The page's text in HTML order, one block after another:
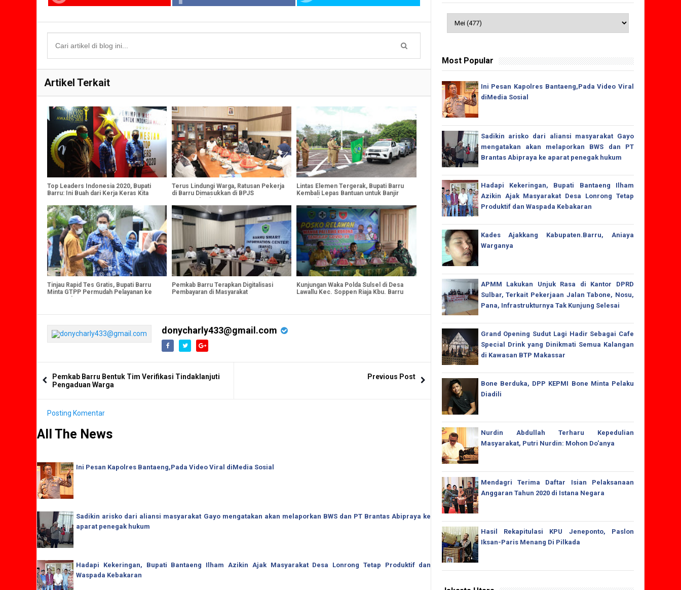
Artikel Terkait
Top Leaders Indonesia 2020, Bupati
Barru: Ini Buah dari Kerja Keras Kita
Terus Lindungi Warga, Ratusan Pekerja
di Barru Dimasukkan di BPJS
Lintas Elemen Tergerak, Bupati Barru
Kembali Lepas Bantuan untuk Banjir
Tinjau Rapid Tes Gratis, Bupati Barru
Minta GTPP Permudah Pelayanan ke
Pemkab Barru Terapkan Digitalisasi
Pembayaran di Masyarakat
Kunjungan Waka Polda Sulsel di Desa
Lawallu Kec. Soppen Riaja Kbu. Barru
donycharly433@gmail.com
Pemkab Barru Bentuk Tim Verifikasi Tindaklanjuti
Pengaduan Warga
Previous Post
Posting Komentar
All The News
Ini Pesan Kapolres Bantaeng,Pada Video Viral diMedia Sosial
Sadikin arisko dari aliansi masyarakat Gayo mengatakan akan melaporkan BWS dan PT Brantas Abipraya ke
aparat penegak hukum
Hadapi Kekeringan, Bupati Bantaeng Ilham Azikin Ajak Masyarakat Desa Lonrong Tetap Produktif dan
Waspada Kebakaran
Most Popular
Ini Pesan Kapolres Bantaeng,Pada Video Viral
diMedia Sosial
Sadikin arisko dari aliansi masyarakat Gayo
mengatakan akan melaporkan BWS dan PT
Brantas Abipraya ke aparat penegak hukum
Hadapi Kekeringan, Bupati Bantaeng Ilham
Azikin Ajak Masyarakat Desa Lonrong Tetap
Produktif dan Waspada Kebakaran
Kades Ajakkang Kabupaten.Barru, Aniaya
Warganya
APMM Lakukan Unjuk Rasa di Kantor DPRD
Sulbar, Terkait Pekerjaan Jalan Tabone, Nosu,
Pana, Infrastrukturnya Tak Kunjung Selesai
Grand Opening Sudut Lagi Hadir Sebagai Cafe
Special Drink yang Dinikmati Semua Kalangan
di Kawasan BTP Makassar
Bone Berduka, DPP KEPMI Bone Minta Pelaku
Diadili
Nurdin Abdullah Terharu Kepedulian
Masyarakat, Putri Nurdin: Mohon Do'anya
Mendagri Terima Daftar Isian Pelaksanaan
Anggaran Tahun 2020 di Istana Negara
Hasil Rekapitulasi KPU Jeneponto, Paslon
Iksan-Paris Menang Di Pilkada